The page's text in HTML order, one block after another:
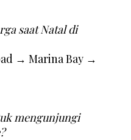
saat Natal di
→ Marina Bay →
mengunjungi